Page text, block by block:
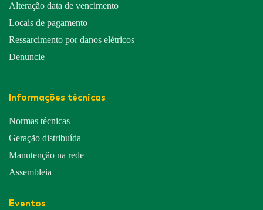
Alteração data de vencimento
Locais de pagamento
Ressarcimento por danos elétricos
Denuncie
Informações técnicas
Normas técnicas
Geração distribuída
Manutenção na rede
Assembleia
Eventos